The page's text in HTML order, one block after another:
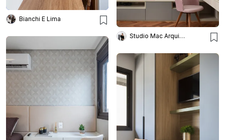
Bianchi E Lima
Studio Mac Arquitetura e Interiores